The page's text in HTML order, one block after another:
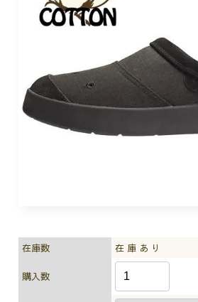
在庫数 在 庫 あ り
購入数